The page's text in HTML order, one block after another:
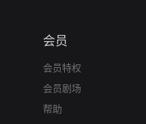
会员
会员特权
会员剧场
帮助